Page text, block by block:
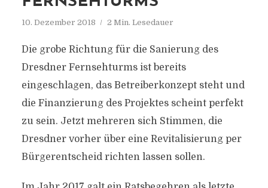
10. Dezember 2018 2 Min. Lesedauer
Die grobe Richtung für die Sanierung des
Dresdner Fernsehturms ist bereits
eingeschlagen, das Betreiberkonzept steht und
die Finanzierung des Projektes scheint perfekt
zu sein. Jetzt mehreren sich Stimmen, die
Dresdner vorher über eine Revitalisierung per
Bürgerentscheid richten lassen sollen.